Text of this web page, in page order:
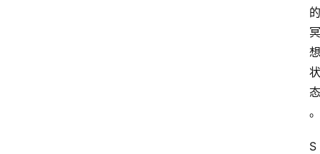
的
冥
想
状
态
。
S